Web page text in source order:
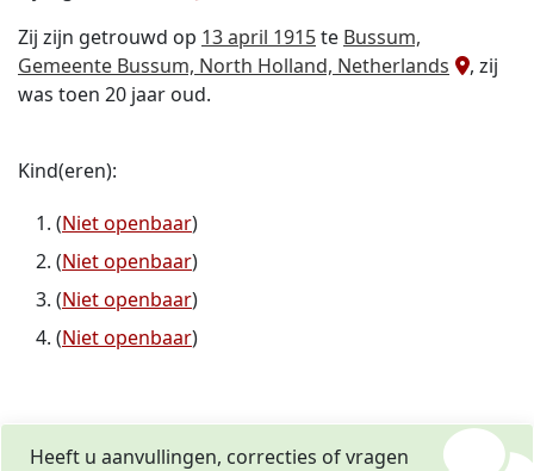
Zij zijn getrouwd op 13 april 1915te Bussum,
Gemeente Bussum, North Holland, Netherlands
, zij
was toen 20 jaar oud.
Kind(eren):
(Niet openbaar)
(Niet openbaar)
(Niet openbaar)
(Niet openbaar)
Heeft u aanvullingen, correcties of vragen